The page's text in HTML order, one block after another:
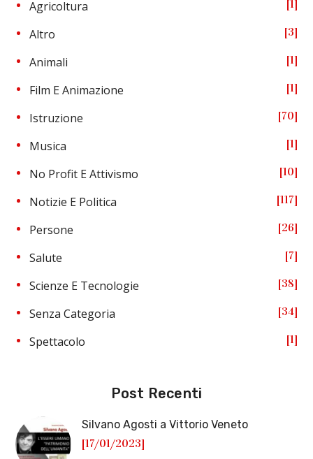
Agricoltura 1
Altro 3
Animali 1
Film E Animazione 1
Istruzione 70
Musica 1
No Profit E Attivismo 10
Notizie E Politica 117
Persone 26
Salute 7
Scienze E Tecnologie 38
Senza Categoria 34
Spettacolo 1
Post Recenti
Silvano Agosti a Vittorio Veneto
[17/01/2023]